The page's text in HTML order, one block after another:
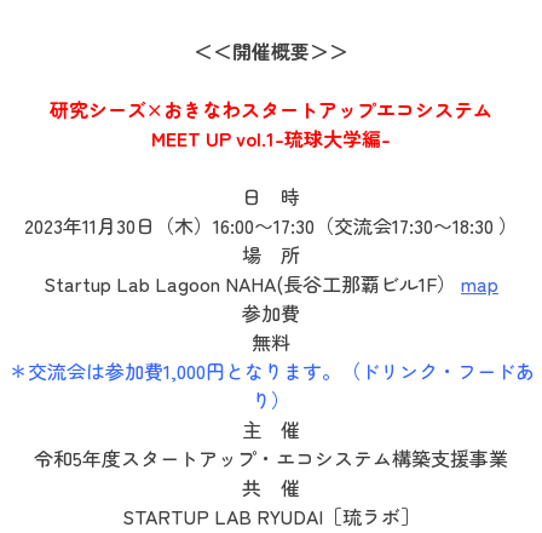
＜＜開催概要＞＞
研究シーズ×おきなわスタートアップエコシステム
MEET UP vol.1-琉球大学編-
日 時
2023年11月30日（木）16:00〜17:30（交流会17:30〜18:30 ）
場 所
Startup Lab Lagoon NAHA(長谷工那覇ビル1F） map
参加費
無料
＊交流会は参加費1,000円となります。（ドリンク・フードあ
り）
主 催
令和5年度スタートアップ・エコシステム構築支援事業
共 催
STARTUP LAB RYUDAI［琉ラボ］